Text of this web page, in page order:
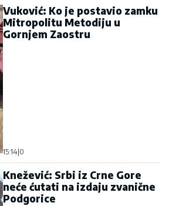
Vuković: Ko je postavio zamku
Mitropolitu Metodiju u
Gornjem Zaostru
15:14|0
Knežević: Srbi iz Crne Gore
neće ćutati na izdaju zvanične
Podgorice